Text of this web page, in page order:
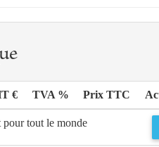
€ TVA % Prix TTC
pour tout le monde